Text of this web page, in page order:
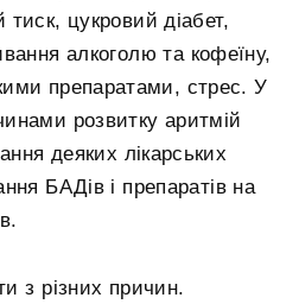
тиск, цукровий діабет,
алкоголю та кофеїну,
препаратами, стрес. У
розвитку аритмій
деяких лікарських
БАДів і препаратів на
з різних причин.